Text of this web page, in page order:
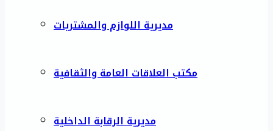
مديرية اللوازم والمشتريات
مكتب العلاقات العامة والثقافية
مديرية الرقابة الداخلية